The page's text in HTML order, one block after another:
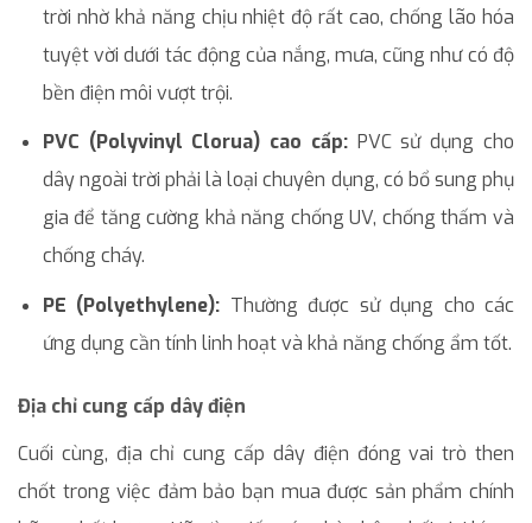
trời nhờ khả năng chịu nhiệt độ rất cao, chống lão hóa
tuyệt vời dưới tác động của nắng, mưa, cũng như có độ
bền điện môi vượt trội.
PVC (Polyvinyl Clorua) cao cấp:PVC sử dụng cho
dây ngoài trời phải là loại chuyên dụng, có bổ sung phụ
gia để tăng cường khả năng chống UV, chống thấm và
chống cháy.
PE (Polyethylene): Thường được sử dụng cho các
ứng dụng cần tính linh hoạt và khả năng chống ẩm tốt.
Địa chỉ cung cấp dây điện
Cuối cùng, địa chỉ cung cấp dây điện đóng vai trò then
chốt trong việc đảm bảo bạn mua được sản phẩm chính